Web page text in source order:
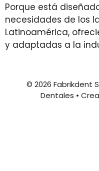
Porque está
necesidades de los
Latinoamérica,
y adaptadas a la
© 2026 Fabrikdent
Dentales •